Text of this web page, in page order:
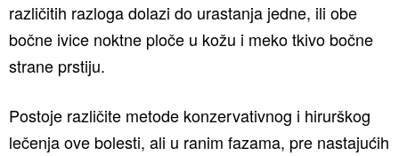
različitih razloga dolazi do urastanja jedne, ili obe
bočne ivice noktne ploče u kožu i meko tkivo bočne
strane prstiju.
Postoje različite metode konzervativnog i hirurškog
lečenja ove bolesti, ali u ranim fazama, pre nastajućih